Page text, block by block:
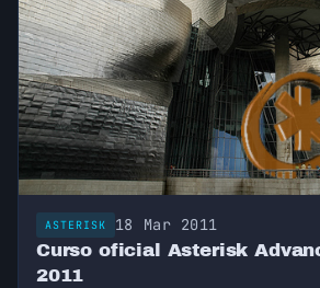
ASTERISK 18 Mar 2011
Curso oficial Asterisk
2011